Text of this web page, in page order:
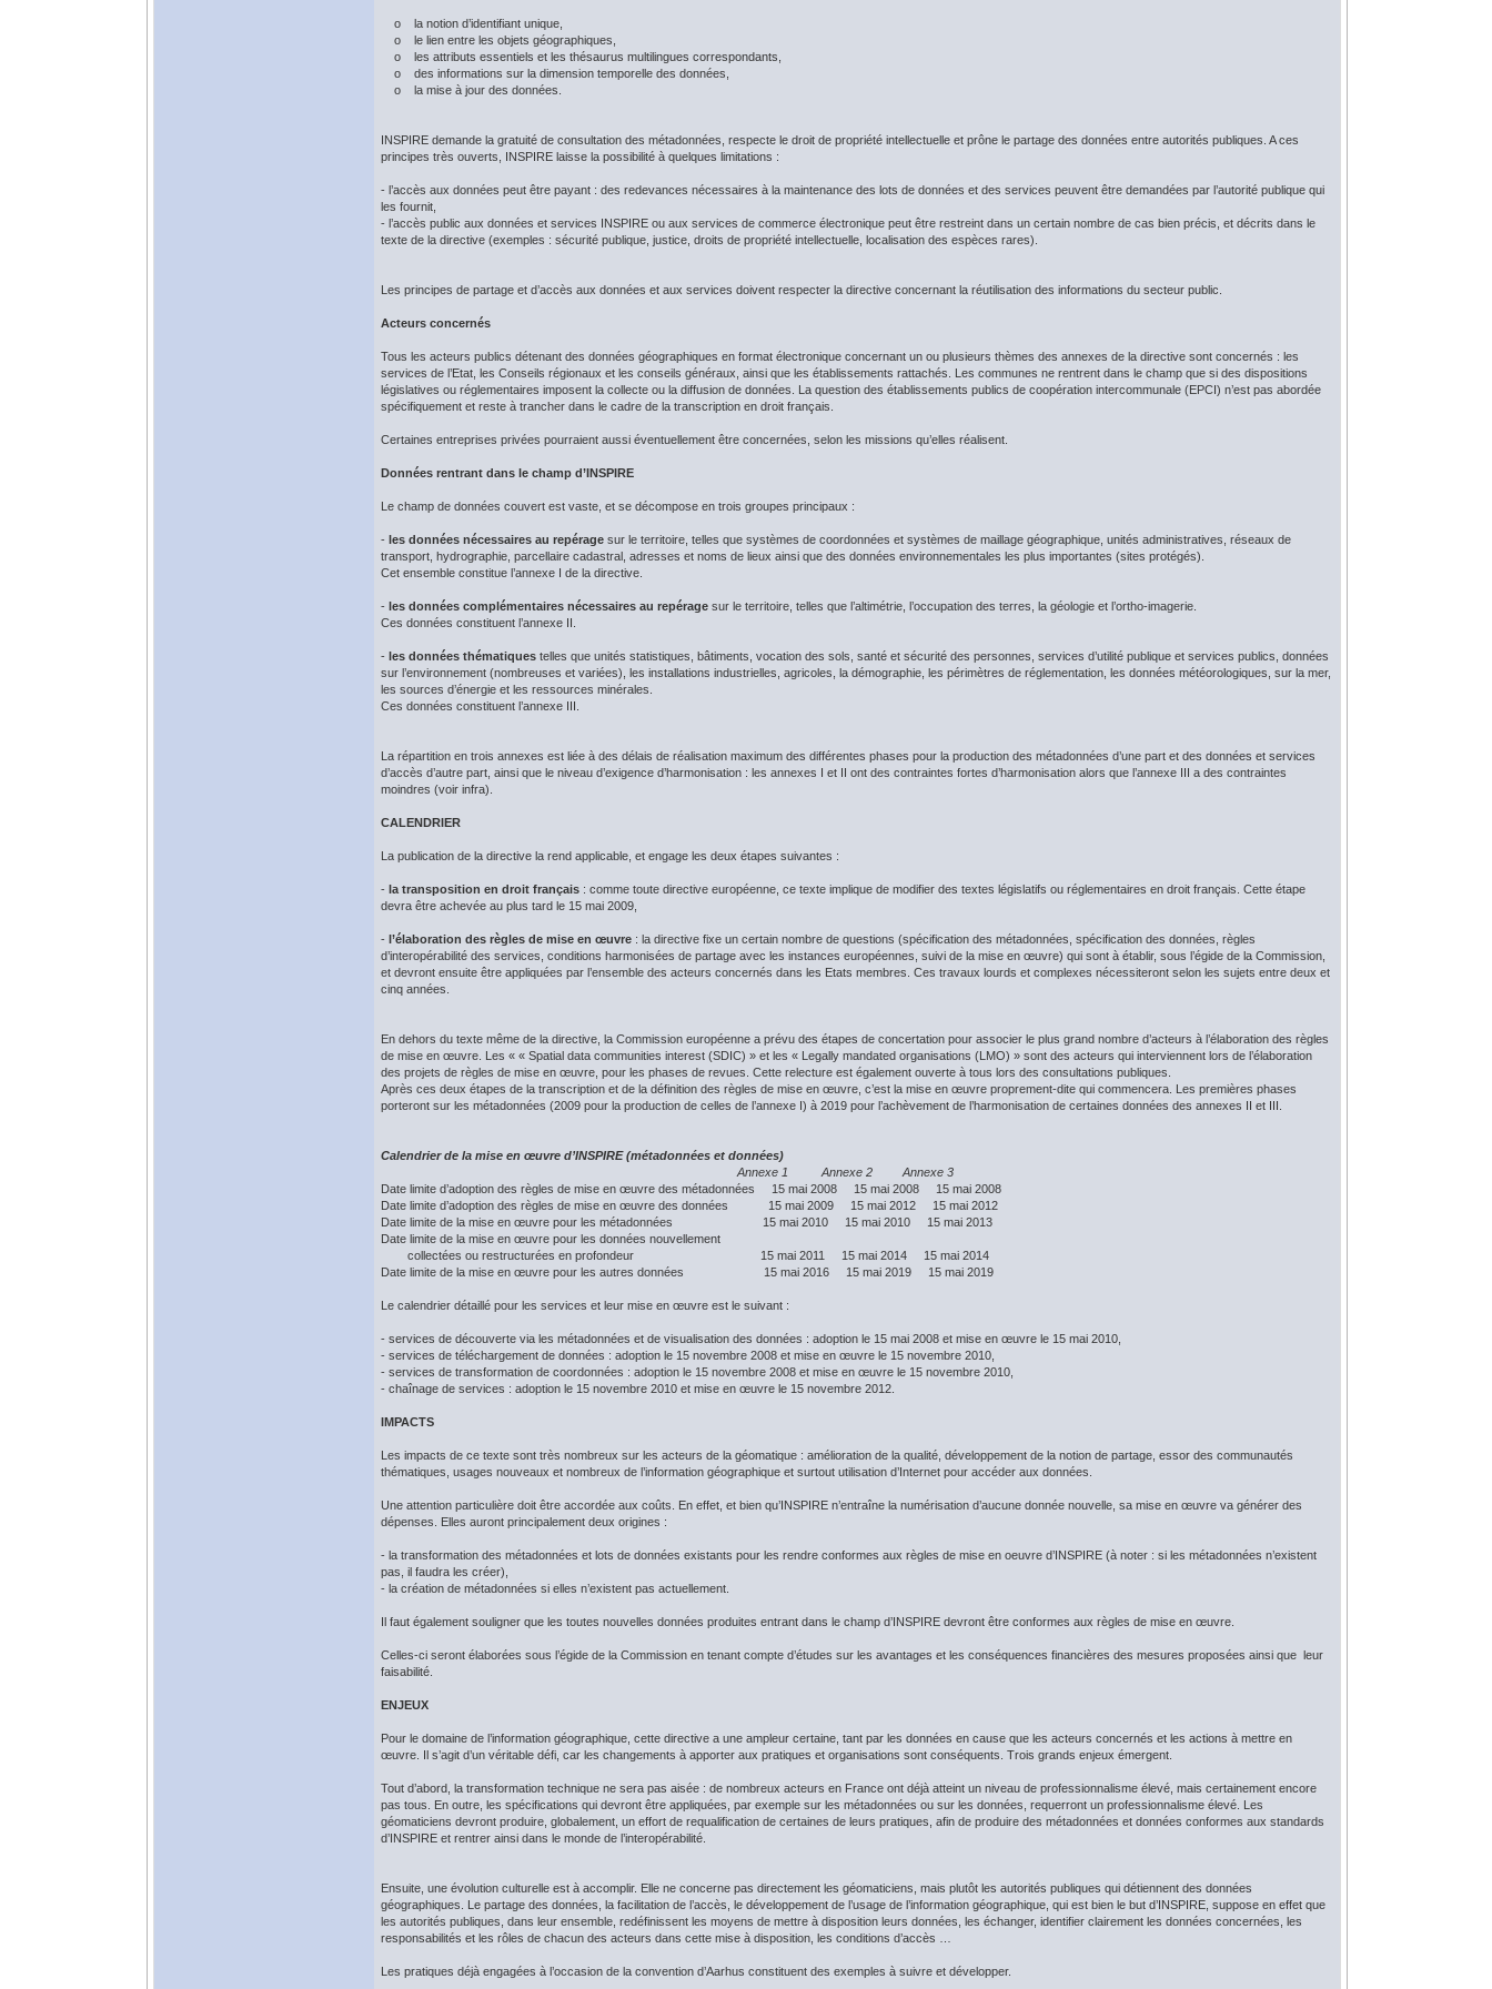
o la notion d’identifiant unique,
o le lien entre les objets géographiques,
o les attributs essentiels et les thésaurus multilingues correspondants,
o des informations sur la dimension temporelle des données,
o la mise à jour des données.
INSPIRE demande la gratuité de consultation des métadonnées, respecte le droit de propriété intellectuelle et prône le partage des données entre autorités publiques. A ces
principes très ouverts, INSPIRE laisse la possibilité à quelques limitations :
- l’accès aux données peut être payant : des redevances nécessaires à la maintenance des lots de données et des services peuvent être demandées par l’autorité publique qui
les fournit,
- l’accès public aux données et services INSPIRE ou aux services de commerce électronique peut être restreint dans un certain nombre de cas bien précis, et décrits dans le
texte de la directive (exemples : sécurité publique, justice, droits de propriété intellectuelle, localisation des espèces rares).
Les principes de partage et d’accès aux données et aux services doivent respecter la directive concernant la réutilisation des informations du secteur public.
Acteurs concernés
Tous les acteurs publics détenant des données géographiques en format électronique concernant un ou plusieurs thèmes des annexes de la directive sont concernés : les
services de l’Etat, les Conseils régionaux et les conseils généraux, ainsi que les établissements rattachés. Les communes ne rentrent dans le champ que si des dispositions
législatives ou réglementaires imposent la collecte ou la diffusion de données. La question des établissements publics de coopération intercommunale (EPCI) n’est pas abordée
spécifiquement et reste à trancher dans le cadre de la transcription en droit français.
Certaines entreprises privées pourraient aussi éventuellement être concernées, selon les missions qu’elles réalisent.
Données rentrant dans le champ d’INSPIRE
Le champ de données couvert est vaste, et se décompose en trois groupes principaux :
- les données nécessaires au repérage sur le territoire, telles que systèmes de coordonnées et systèmes de maillage géographique, unités administratives, réseaux de
transport, hydrographie, parcellaire cadastral, adresses et noms de lieux ainsi que des données environnementales les plus importantes (sites protégés).
Cet ensemble constitue l’annexe I de la directive.
- les données complémentaires nécessaires au repérage sur le territoire, telles que l’altimétrie, l’occupation des terres, la géologie et l’ortho-imagerie.
Ces données constituent l’annexe II.
- les données thématiques telles que unités statistiques, bâtiments, vocation des sols, santé et sécurité des personnes, services d’utilité publique et services publics, données
sur l’environnement (nombreuses et variées), les installations industrielles, agricoles, la démographie, les périmètres de réglementation, les données météorologiques, sur la mer,
les sources d’énergie et les ressources minérales.
Ces données constituent l’annexe III.
La répartition en trois annexes est liée à des délais de réalisation maximum des différentes phases pour la production des métadonnées d’une part et des données et services
d’accès d’autre part, ainsi que le niveau d’exigence d’harmonisation : les annexes I et II ont des contraintes fortes d’harmonisation alors que l’annexe III a des contraintes
moindres (voir infra).
CALENDRIER
La publication de la directive la rend applicable, et engage les deux étapes suivantes :
- la transposition en droit français : comme toute directive européenne, ce texte implique de modifier des textes législatifs ou réglementaires en droit français. Cette étape
devra être achevée au plus tard le 15 mai 2009,
- l’élaboration des règles de mise en œuvre : la directive fixe un certain nombre de questions (spécification des métadonnées, spécification des données, règles
d’interopérabilité des services, conditions harmonisées de partage avec les instances européennes, suivi de la mise en œuvre) qui sont à établir, sous l’égide de la Commission,
et devront ensuite être appliquées par l’ensemble des acteurs concernés dans les Etats membres. Ces travaux lourds et complexes nécessiteront selon les sujets entre deux et
cinq années.
En dehors du texte même de la directive, la Commission européenne a prévu des étapes de concertation pour associer le plus grand nombre d’acteurs à l’élaboration des règles
de mise en œuvre. Les « « Spatial data communities interest (SDIC) » et les « Legally mandated organisations (LMO) » sont des acteurs qui interviennent lors de l’élaboration
des projets de règles de mise en œuvre, pour les phases de revues. Cette relecture est également ouverte à tous lors des consultations publiques.
Après ces deux étapes de la transcription et de la définition des règles de mise en œuvre, c’est la mise en œuvre proprement-dite qui commencera. Les premières phases
porteront sur les métadonnées (2009 pour la production de celles de l’annexe I) à 2019 pour l’achèvement de l’harmonisation de certaines données des annexes II et III.
Calendrier de la mise en œuvre d’INSPIRE (métadonnées et données)
Annexe 1 Annexe 2 Annexe 3
Date limite d’adoption des règles de mise en œuvre des métadonnées 15 mai 2008 15 mai 2008 15 mai 2008
Date limite d’adoption des règles de mise en œuvre des données 15 mai 2009 15 mai 2012 15 mai 2012
Date limite de la mise en œuvre pour les métadonnées 15 mai 2010 15 mai 2010 15 mai 2013
Date limite de la mise en œuvre pour les données nouvellement
collectées ou restructurées en profondeur 15 mai 2011 15 mai 2014 15 mai 2014
Date limite de la mise en œuvre pour les autres données 15 mai 2016 15 mai 2019 15 mai 2019
Le calendrier détaillé pour les services et leur mise en œuvre est le suivant :
- services de découverte via les métadonnées et de visualisation des données : adoption le 15 mai 2008 et mise en œuvre le 15 mai 2010,
- services de téléchargement de données : adoption le 15 novembre 2008 et mise en œuvre le 15 novembre 2010,
- services de transformation de coordonnées : adoption le 15 novembre 2008 et mise en œuvre le 15 novembre 2010,
- chaînage de services : adoption le 15 novembre 2010 et mise en œuvre le 15 novembre 2012.
IMPACTS
Les impacts de ce texte sont très nombreux sur les acteurs de la géomatique : amélioration de la qualité, développement de la notion de partage, essor des communautés
thématiques, usages nouveaux et nombreux de l’information géographique et surtout utilisation d’Internet pour accéder aux données.
Une attention particulière doit être accordée aux coûts. En effet, et bien qu’INSPIRE n’entraîne la numérisation d’aucune donnée nouvelle, sa mise en œuvre va générer des
dépenses. Elles auront principalement deux origines :
- la transformation des métadonnées et lots de données existants pour les rendre conformes aux règles de mise en oeuvre d’INSPIRE (à noter : si les métadonnées n’existent
pas, il faudra les créer),
- la création de métadonnées si elles n’existent pas actuellement.
Il faut également souligner que les toutes nouvelles données produites entrant dans le champ d’INSPIRE devront être conformes aux règles de mise en œuvre.
Celles-ci seront élaborées sous l’égide de la Commission en tenant compte d’études sur les avantages et les conséquences financières des mesures proposées ainsi que leur
faisabilité.
ENJEUX
Pour le domaine de l’information géographique, cette directive a une ampleur certaine, tant par les données en cause que les acteurs concernés et les actions à mettre en
œuvre. Il s’agit d’un véritable défi, car les changements à apporter aux pratiques et organisations sont conséquents. Trois grands enjeux émergent.
Tout d’abord, la transformation technique ne sera pas aisée : de nombreux acteurs en France ont déjà atteint un niveau de professionnalisme élevé, mais certainement encore
pas tous. En outre, les spécifications qui devront être appliquées, par exemple sur les métadonnées ou sur les données, requerront un professionnalisme élevé. Les
géomaticiens devront produire, globalement, un effort de requalification de certaines de leurs pratiques, afin de produire des métadonnées et données conformes aux standards
d’INSPIRE et rentrer ainsi dans le monde de l’interopérabilité.
Ensuite, une évolution culturelle est à accomplir. Elle ne concerne pas directement les géomaticiens, mais plutôt les autorités publiques qui détiennent des données
géographiques. Le partage des données, la facilitation de l’accès, le développement de l’usage de l’information géographique, qui est bien le but d’INSPIRE, suppose en effet que
les autorités publiques, dans leur ensemble, redéfinissent les moyens de mettre à disposition leurs données, les échanger, identifier clairement les données concernées, les
responsabilités et les rôles de chacun des acteurs dans cette mise à disposition, les conditions d’accès …
Les pratiques déjà engagées à l’occasion de la convention d’Aarhus constituent des exemples à suivre et développer.